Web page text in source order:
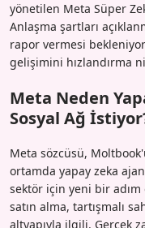
yönetilen Meta Süper
Anlaşma şartları
rapor vermesi
gelişimini hızlandırma
Meta Neden
Sosyal Ağ
Meta sözcüsü,
ortamda yapay zeka
sektör için yeni bir
satın alma, tartışmalı
altyapıyla ilgili. Gerçek